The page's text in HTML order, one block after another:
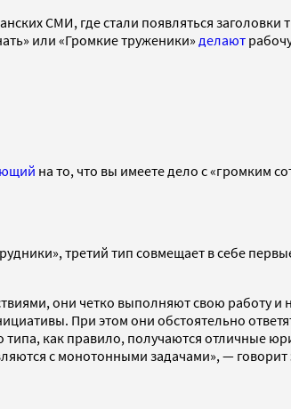
СМИ, где стали появляться заголовки
или «Громкие труженики» делают
на то, что вы имеете дело с «громким
третий тип совмещает в себе
они четко выполняют свою работу
При этом они обстоятельно
как правило, получаются отличные
с монотонными задачами», — говорит